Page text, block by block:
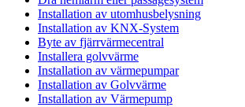
Installation av utomhusbelysning
Installation av KNX-System
Byte av fjärrvärmecentral
Installera golvvärme
Installation av värmepumpar
Installation av Golvvärme
Installation av Värmepump